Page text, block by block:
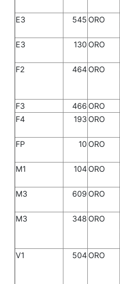
E3
545 ORO
E3
130 ORO
F2 464 ORO
F3 466 ORO
F4
193 ORO
FP 10 ORO
M1 104 ORO
M3 609 ORO
M3 348 ORO
V1 504 ORO